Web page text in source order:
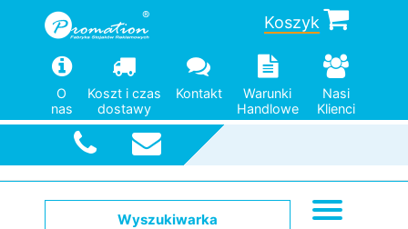
O
nas
Koszt i czas
dostawy
Kontakt
Warunki
Handlowe
Nasi
Klienci
Koszyk
wysyłka
Wyszukiwarka